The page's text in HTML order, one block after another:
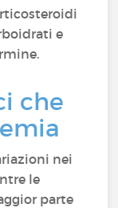
e
che
nei
le
parte